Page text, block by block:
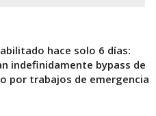
hace solo 6 días:
indefinidamente bypass de
por trabajos de emergencia